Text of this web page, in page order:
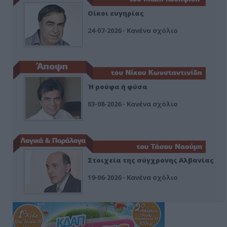
Οίκοι ευγηρίας
24-07-2026 - Κανένα σχόλιο
Ή ρούφα ή φύσα
03-08-2026 - Κανένα σχόλιο
Στοιχεία της σύγχρονης Αλβανίας
19-06-2026 - Κανένα σχόλιο